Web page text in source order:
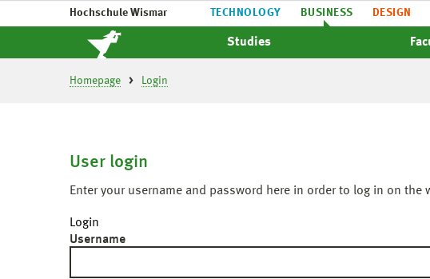
Hochschule Wismar TECHNOLOGY BUSINESS DESIGN
Studies
Homepage Login
User login
Enter your username and password here in order to log in on the
Login
Username